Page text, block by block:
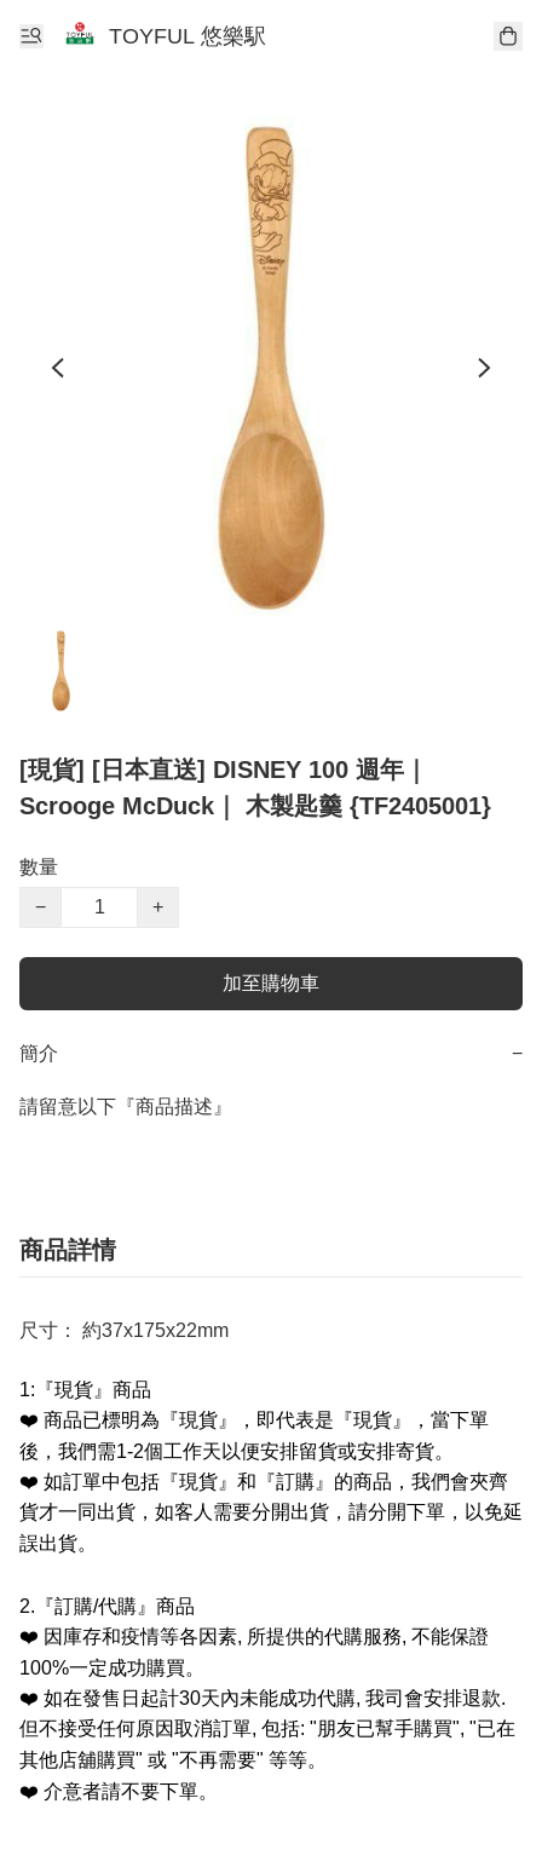
TOYFUL 悠樂駅
[現貨] [日本直送] DISNEY 100 週年｜
Scrooge McDuck｜ 木製匙羹 {TF2405001}
數量
−
+
加至購物車
簡介 −
請留意以下『商品描述』
商品詳情
尺寸： 約37x175x22mm
1: 『現貨』商品
❤️ 商品已標明為『現貨』，即代表是『現貨』，當下單
後，我們需1-2個工作天以便安排留貨或安排寄貨。
❤️ 如訂單中包括『現貨』和『訂購』的商品，我們會夾齊
貨才一同出貨，如客人需要分開出貨，請分開下單，以免延
誤出貨。
2. 『訂購/代購』商品
❤️ 因庫存和疫情等各因素, 所提供的代購服務, 不能保證
100%一定成功購買。
❤️ 如在發售日起計30天內未能成功代購, 我司會安排退款.
但不接受任何原因取消訂單, 包括: "朋友已幫手購買", "已在
其他店舖購買" 或 "不再需要" 等等。
❤️ 介意者請不要下單。